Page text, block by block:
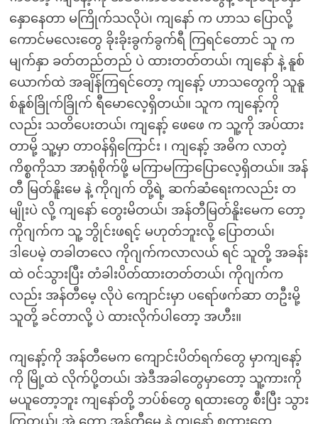
နှောနေတာ မကြိုက်သလိုပဲ၊ ကျနော် က ဟာသ ပြောလို့
ကောင်မလေးတွေ ခိုးခိုးခွက်ခွက်ရီ ကြရင်တောင် သူ က
မျက်နှာ ခတ်တည်တည် ပဲ ထားတတ်တယ်၊ ကျနော် နဲ့ နူစ်
ယောက်ထဲ အချိန်ကြရင်တော့ ကျနော့် ဟာသတွေကို သူနူ
စ်နူစ်ခြိုက်ခြိုက် ရီမောလေ့ရှိတယ်။ သူက ကျနော့်ကို
လည်း သတိပေးတယ်၊ ကျနော့် ဖေဖေ က သူ့ကို အပ်ထား
တာမို့ သူ့မှာ တာဝန်ရှိကြောင်း ၊ ကျနော့် အဓိက လာတဲ့
ကိစ္စကိုသာ အာရုံစိုက်ဖို့ မကြာမကြာပြောလေ့ရှိတယ်။ အန်
တီ မြတ်နိူးမေ နဲ့ ကိုဂျက် တို့ရဲ့ ဆက်ဆံရေးကလည်း တ
မျိုးပဲ လို့ ကျနော် တွေးမိတယ်၊ အန်တီမြတ်နိူးမေက တော့
ကိုဂျက်က သူ့ ဘွိုင်းဖရင့် မဟုတ်ဘူးလို့ ပြောတယ်၊
ဒါပေမဲ့ တခါတလေ ကိုဂျက်ကလာလယ် ရင် သူတို့ အခန်း
ထဲ ဝင်သွားပြီး တံခါးပိတ်ထားတတ်တယ်၊ ကိုဂျက်က
လည်း အန်တီမေ့ လိုပဲ ကျောင်းမှာ ပရော်ဖက်ဆာ တဦးမို့
သူတို့ ခင်တာလို့ ပဲ ထားလိုက်ပါတော့ အဟီး။
ကျနော့်ကို အန်တီမေက ကျောင်းပိတ်ရက်တွေ မှာကျနော့်
ကို မြို့ထဲ လိုက်ပို့တယ်၊ အဲဒီအခါတွေမှာတော့ သူ့ကားကို
မယူတော့ဘူး ကျနော်တို့ ဘပ်စ်တွေ ရထားတွေ စီးပြီး သွား
ကြတယ်၊ အဲ တော့ အန်တီမေ နဲ့ ကျနော် စကားတွေ